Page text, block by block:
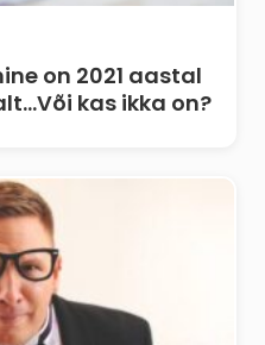
on 2021 aastal
kas ikka on?